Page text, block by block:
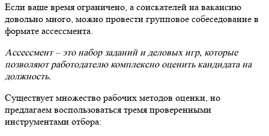
Если ваше время ограничено, а соискателей на вакансию
довольно много, можно провести групповое собеседование в
формате ассессмента.
Ассессмент – это набор заданий и деловых игр, которые
позволяют работодателю комплексно оценить кандидата на
должность.
Существует множество рабочих методов оценки, но
предлагаем воспользоваться тремя проверенными
инструментами отбора: